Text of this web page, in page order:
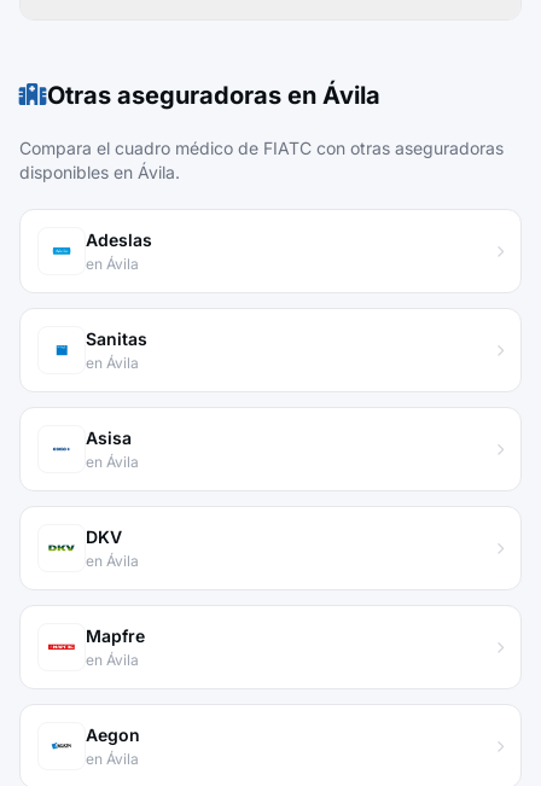
Otras aseguradoras en Ávila
Compara el cuadro médico de FIATC con otras aseguradoras
disponibles en Ávila.
Adeslas
en Ávila
Sanitas
en Ávila
Asisa
en Ávila
DKV
en Ávila
Mapfre
en Ávila
Aegon
en Ávila